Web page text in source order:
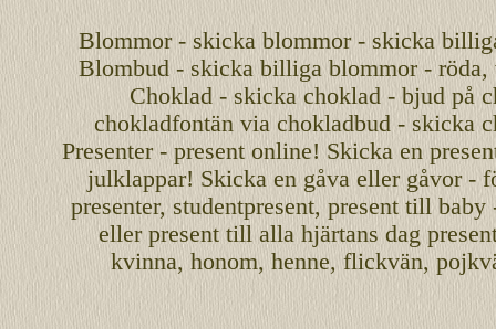
Blommor - skicka blommor - skicka
Blombud - skicka billiga blommor -
Choklad - skicka choklad - bjud på
chokladfontän via chokladbud - skicka
Presenter - present online! Skicka en
julklappar! Skicka en gåva eller gåvor -
presenter, studentpresent, present till
eller present till alla hjärtans dag
kvinna, honom, henne, flickvän,